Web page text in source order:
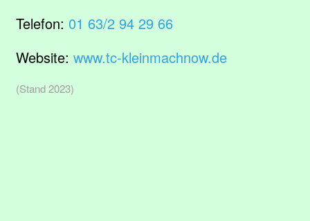
Telefon: 01 63/2 94 29 66
Website: www.tc-kleinmachnow.de
(Stand 2023)